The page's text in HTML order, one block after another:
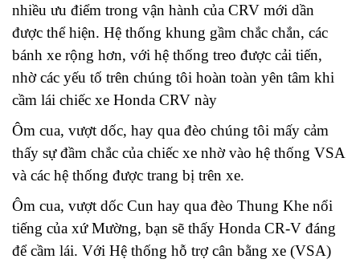
nhiều ưu điểm trong vận hành của CRV mới dần
được thể hiện. Hệ thống khung gầm chắc chắn, các
bánh xe rộng hơn, với hệ thống treo được cải tiến,
nhờ các yếu tố trên chúng tôi hoàn toàn yên tâm khi
cầm lái chiếc xe Honda CRV này
Ôm cua, vượt dốc, hay qua đèo chúng tôi mấy cảm
thấy sự đầm chắc của chiếc xe nhờ vào hệ thống VSA
và các hệ thống được trang bị trên xe.
Ôm cua, vượt dốc Cun hay qua đèo Thung Khe nổi
tiếng của xứ Mường, bạn sẽ thấy Honda CR-V đáng
để cầm lái. Với Hệ thống hỗ trợ cân bằng xe (VSA)